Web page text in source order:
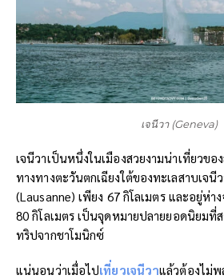
เจนีวา (Geneva)
เจนีวาเป็นหนึ่งในเมืองสวยงามน่าเที่ยวข
ทางทางตะวันตกเฉียงใต้ของทะเลสาบเจนี
(Lausanne) เพียง 67 กิโลเมตร และอยู่ห่า
80 กิโลเมตร เป็นจุดหมายปลายยอดนิยมที่
ทริปจากชาโมนิกซ์
แน่นอนว่าเมื่อไปเที่ยวเจนีวาแล้วต้องไม่พ